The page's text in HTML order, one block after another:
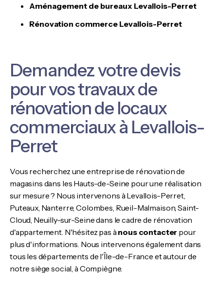
Aménagement de bureaux Levallois-Perret
Rénovation commerce Levallois-Perret
Demandez votre devis
pour vos travaux de
rénovation de locaux
commerciaux à Levallois-
Perret
Vous recherchez une entreprise de rénovation de
magasins dans les Hauts-de-Seine pour une réalisation
sur mesure ? Nous intervenons à Levallois-Perret,
Puteaux, Nanterre, Colombes, Rueil-Malmaison, Saint-
Cloud, Neuilly-sur-Seine dans le cadre de rénovation
d'appartement. N'hésitez pas à nous contacter pour
plus d'informations. Nous intervenons également dans
tous les départements de l'Île-de-France et autour de
notre siège social, à Compiègne.